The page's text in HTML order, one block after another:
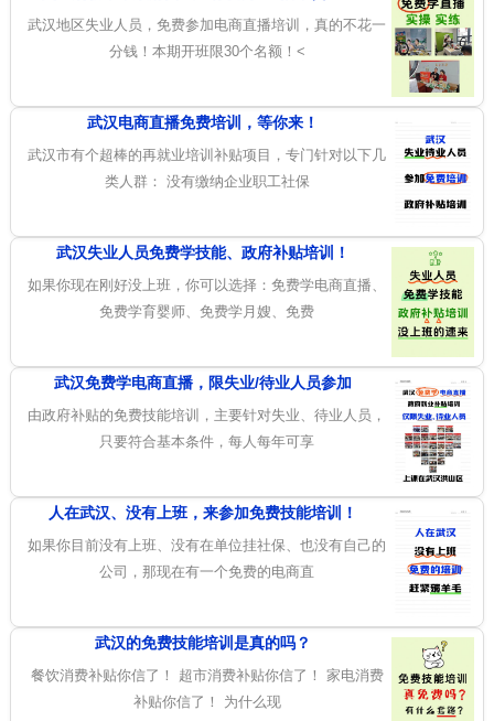
武汉地区失业人员，免费参加电商直播培训，真的不花一
分钱！本期开班限30个名额！<
武汉电商直播免费培训，等你来！
武汉市有个超棒的再就业培训补贴项目，专门针对以下几
类人群： 没有缴纳企业职工社保
武汉失业人员免费学技能、政府补贴培训！
如果你现在刚好没上班，你可以选择：免费学电商直播、
免费学育婴师、免费学月嫂、免费
武汉免费学电商直播，限失业/待业人员参加
由政府补贴的免费技能培训，主要针对失业、待业人员，
只要符合基本条件，每人每年可享
人在武汉、没有上班，来参加免费技能培训！
如果你目前没有上班、没有在单位挂社保、也没有自己的
公司，那现在有一个免费的电商直
武汉的免费技能培训是真的吗？
餐饮消费补贴你信了！ 超市消费补贴你信了！ 家电消费
补贴你信了！ 为什么现